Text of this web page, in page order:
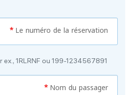
Le numéro de la réservation
ex., 1RLRNF ou 199-1234567891
Nom du passager